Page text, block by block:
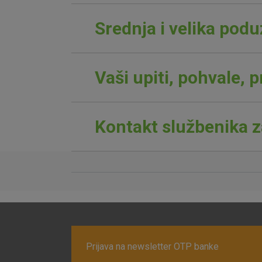
Srednja i velika
Vaši upiti, pohvale,
Kontakt službenika
Prijava na newsletter OTP banke